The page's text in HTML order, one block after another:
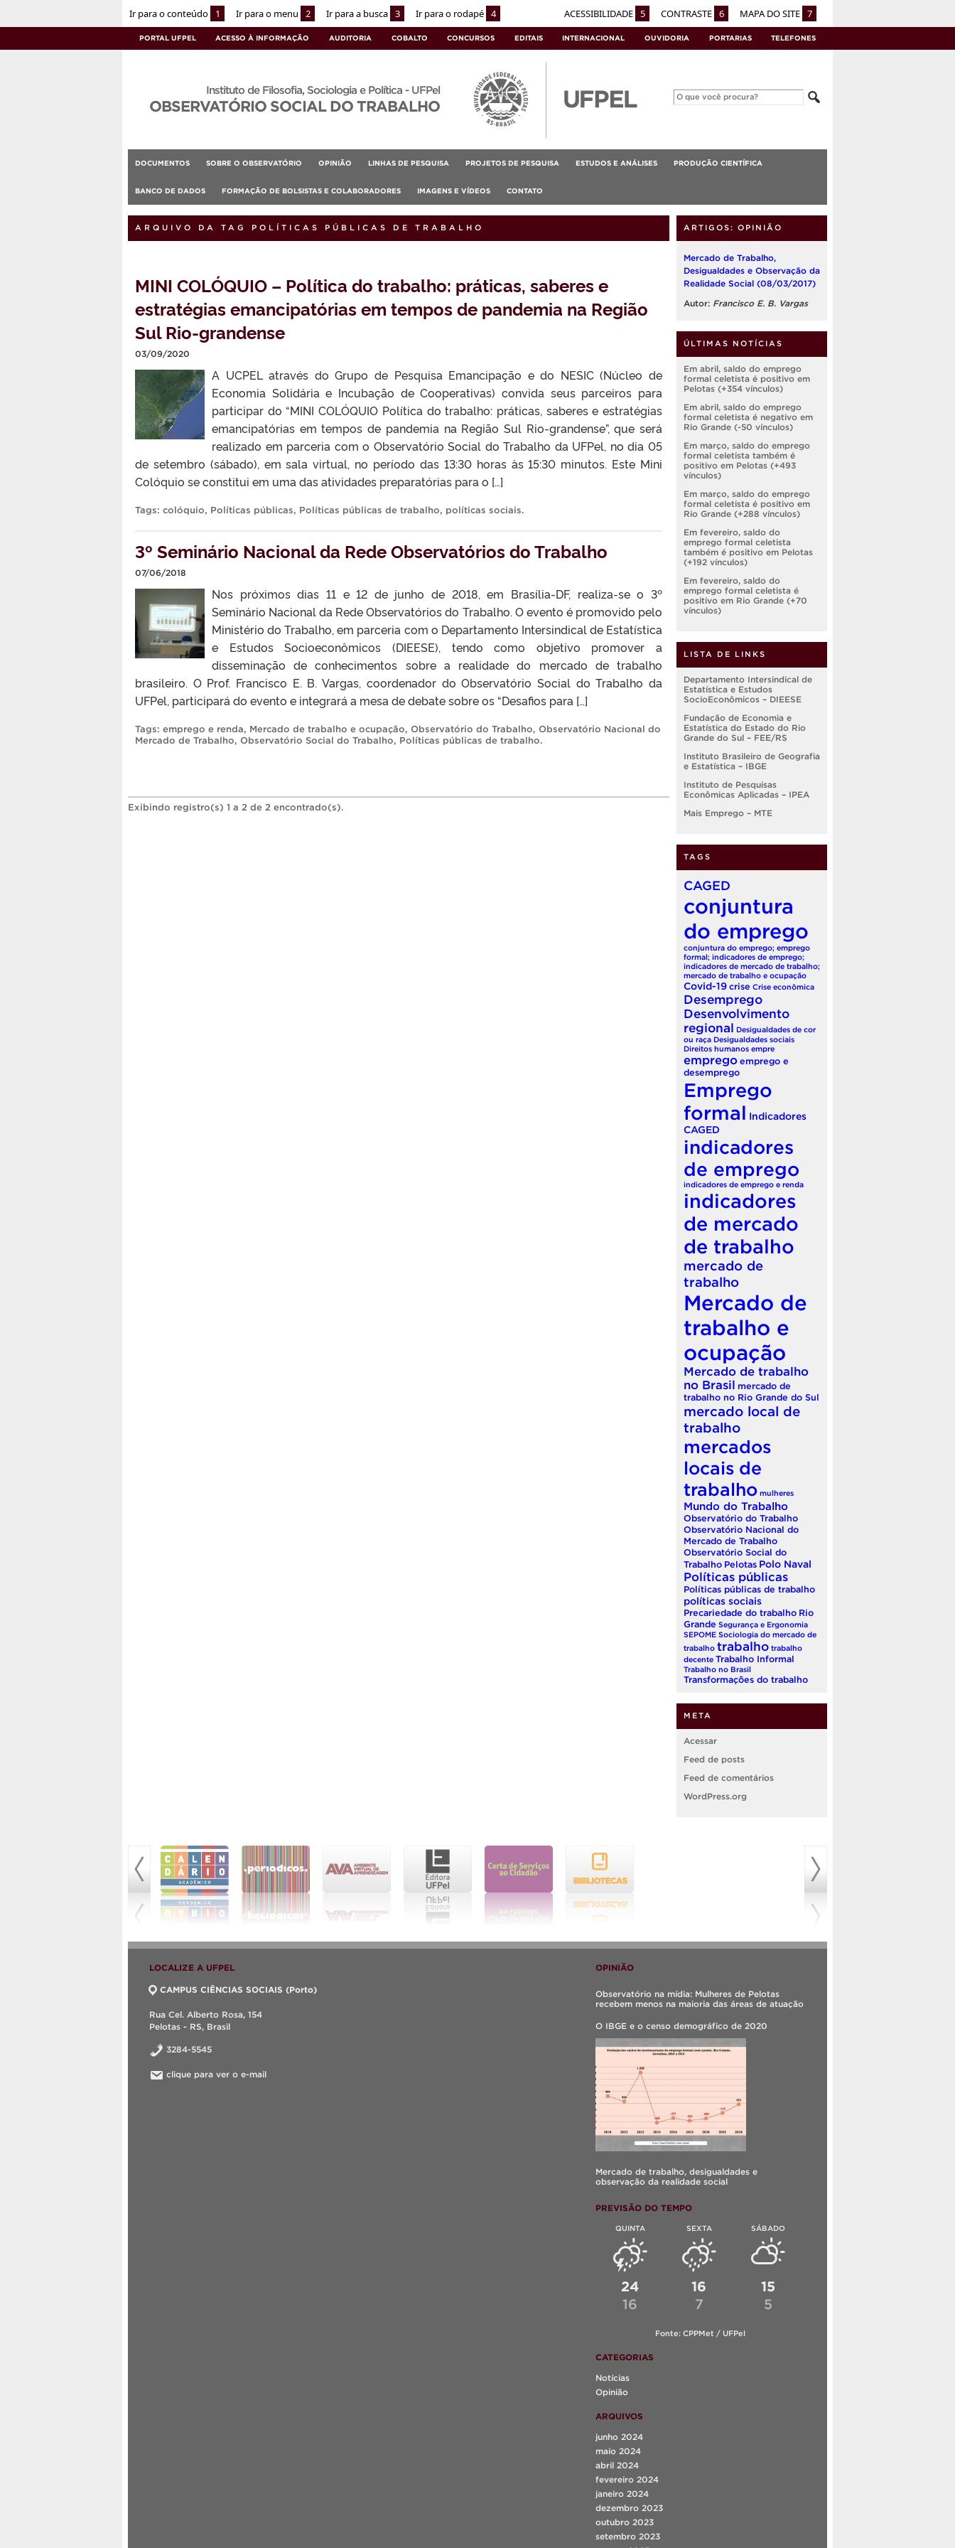
Ir para o conteúdo 1 Ir para o menu 2 Ir para a busca 3 Ir para o rodapé 4 ACESSIBILIDADE 5 CONTRASTE 6 MAPA DO SITE 7
PORTAL UFPEL ACESSO À INFORMAÇÃO AUDITORIA COBALTO CONCURSOS EDITAIS INTERNACIONAL OUVIDORIA PORTARIAS TELEFONES
Instituto de Filosofia, Sociologia e Política - UFPel
OBSERVATÓRIO SOCIAL DO TRABALHO
DOCUMENTOS SOBRE O OBSERVATÓRIO OPINIÃO LINHAS DE PESQUISA PROJETOS DE PESQUISA ESTUDOS E ANÁLISES PRODUÇÃO CIENTÍFICA
BANCO DE DADOS FORMAÇÃO DE BOLSISTAS E COLABORADORES IMAGENS E VÍDEOS CONTATO
ARQUIVO DA TAG POLÍTICAS PÚBLICAS DE TRABALHO
MINI COLÓQUIO – Política do trabalho: práticas, saberes e
estratégias emancipatórias em tempos de pandemia na Região
Sul Rio-grandense
03/09/2020
A UCPEL através do Grupo de Pesquisa Emancipação e do NESIC (Núcleo de
Economia Solidária e Incubação de Cooperativas) convida seus parceiros para
participar do “MINI COLÓQUIO Política do trabalho: práticas, saberes e estratégias
emancipatórias em tempos de pandemia na Região Sul Rio-grandense”, que será
realizado em parceria com o Observatório Social do Trabalho da UFPel, no dia 05
de setembro (sábado), em sala virtual, no período das 13:30 horas às 15:30 minutos. Este Mini
Colóquio se constitui em uma das atividades preparatórias para o […]
Tags: colóquio, Políticas públicas, Políticas públicas de trabalho, políticas sociais.
3º Seminário Nacional da Rede Observatórios do Trabalho
07/06/2018
Nos próximos dias 11 e 12 de junho de 2018, em Brasília-DF, realiza-se o 3º
Seminário Nacional da Rede Observatórios do Trabalho. O evento é promovido pelo
Ministério do Trabalho, em parceria com o Departamento Intersindical de Estatística
e Estudos Socioeconômicos (DIEESE), tendo como objetivo promover a
disseminação de conhecimentos sobre a realidade do mercado de trabalho
brasileiro. O Prof. Francisco E. B. Vargas, coordenador do Observatório Social do Trabalho da
UFPel, participará do evento e integrará a mesa de debate sobre os “Desafios para […]
Tags: emprego e renda, Mercado de trabalho e ocupação, Observatório do Trabalho, Observatório Nacional do
Mercado de Trabalho, Observatório Social do Trabalho, Políticas públicas de trabalho.
Exibindo registro(s) 1 a 2 de 2 encontrado(s).
ARTIGOS: OPINIÃO
Mercado de Trabalho,
Desigualdades e Observação da
Realidade Social (08/03/2017)
Autor: Francisco E. B. Vargas
ÚLTIMAS NOTÍCIAS
Em abril, saldo do emprego
formal celetista é positivo em
Pelotas (+354 vínculos)
Em abril, saldo do emprego
formal celetista é negativo em
Rio Grande (-50 vínculos)
Em março, saldo do emprego
formal celetista também é
positivo em Pelotas (+493
vínculos)
Em março, saldo do emprego
formal celetista é positivo em
Rio Grande (+288 vínculos)
Em fevereiro, saldo do
emprego formal celetista
também é positivo em Pelotas
(+192 vínculos)
Em fevereiro, saldo do
emprego formal celetista é
positivo em Rio Grande (+70
vínculos)
LISTA DE LINKS
Departamento Intersindical de
Estatística e Estudos
SocioEconômicos – DIEESE
Fundação de Economia e
Estatística do Estado do Rio
Grande do Sul – FEE/RS
Instituto Brasileiro de Geografia
e Estatística – IBGE
Instituto de Pesquisas
Econômicas Aplicadas – IPEA
Mais Emprego – MTE
TAGS
CAGED
conjuntura
do emprego
conjuntura do emprego; emprego
formal; indicadores de emprego;
indicadores de mercado de trabalho;
mercado de trabalho e ocupação
Covid-19 crise Crise econômica
Desemprego
Desenvolvimento
regional Desigualdades de cor
ou raça Desigualdades sociais
Direitos humanos empre
emprego emprego e
desemprego
Emprego
formal Indicadores
CAGED
indicadores
de emprego
indicadores de emprego e renda
indicadores
de mercado
de trabalho
mercado de
trabalho
Mercado de
trabalho e
ocupação
Mercado de trabalho
no Brasil mercado de
trabalho no Rio Grande do Sul
mercado local de
trabalho
mercados
locais de
trabalho mulheres
Mundo do Trabalho
Observatório do Trabalho
Observatório Nacional do
Mercado de Trabalho
Observatório Social do
Trabalho Pelotas Polo Naval
Políticas públicas
Políticas públicas de trabalho
políticas sociais
Precariedade do trabalho Rio
Grande Segurança e Ergonomia
SEPOME Sociologia do mercado de
trabalho trabalho trabalho
decente Trabalho Informal
Trabalho no Brasil
Transformações do trabalho
META
Acessar
Feed de posts
Feed de comentários
WordPress.org
LOCALIZE A UFPEL
CAMPUS CIÊNCIAS SOCIAIS (Porto)
Rua Cel. Alberto Rosa, 154
Pelotas - RS, Brasil
3284-5545
clique para ver o e-mail
OPINIÃO
Observatório na mídia: Mulheres de Pelotas
recebem menos na maioria das áreas de atuação
O IBGE e o censo demográfico de 2020
Mercado de trabalho, desigualdades e
observação da realidade social
PREVISÃO DO TEMPO
QUINTA
24
16
SEXTA
16
7
SÁBADO
15
5
Fonte: CPPMet / UFPel
CATEGORIAS
Notícias
Opinião
ARQUIVOS
junho 2024
maio 2024
abril 2024
fevereiro 2024
janeiro 2024
dezembro 2023
outubro 2023
setembro 2023